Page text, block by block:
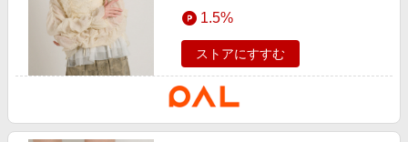
1.5%
ストアにすすむ